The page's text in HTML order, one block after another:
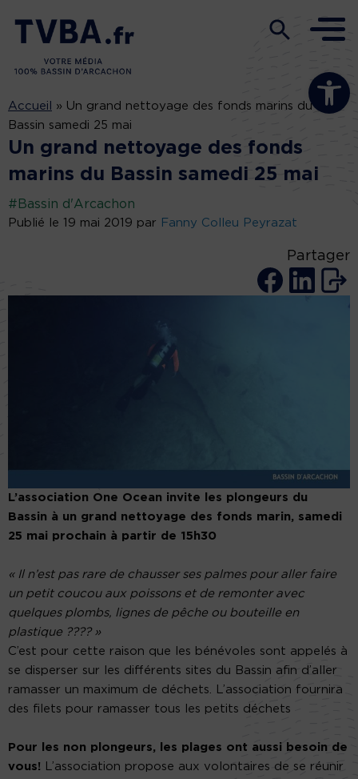
Ouvrir la
Accueil » Un grand nettoyage des fonds marins du
Bassin samedi 25 mai
Un grand nettoyage des fonds
marins du Bassin samedi 25 mai
#Bassin d'Arcachon
Publié le 19 mai 2019 par Fanny Colleu Peyrazat
Partager
L’association One Ocean invite les plongeurs du
Bassin à un grand nettoyage des fonds marin, samedi
25 mai prochain à partir de 15h30
« Il n’est pas rare de chausser ses palmes pour aller faire
un petit coucou aux poissons et de remonter avec
quelques plombs, lignes de pêche ou bouteille en
plastique ???? »
C’est pour cette raison que les bénévoles sont appelés à
se disperser sur les différents sites du Bassin afin d’aller
ramasser un maximum de déchets. L’association fournira
des filets pour ramasser tous les petits déchets
Pour les non plongeurs, les plages ont aussi besoin de
vous! L’association propose aux volontaires de se réunir